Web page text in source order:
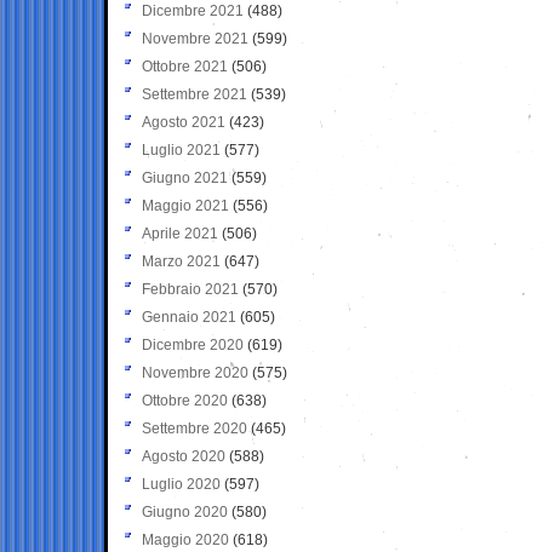
Dicembre 2021 (488)
Novembre 2021 (599)
Ottobre 2021 (506)
Settembre 2021 (539)
Agosto 2021 (423)
Luglio 2021 (577)
Giugno 2021(559)
Maggio 2021 (556)
Aprile 2021 (506)
Marzo 2021 (647)
Febbraio 2021 (570)
Gennaio 2021 (605)
Dicembre 2020 (619)
Novembre 2020 (575)
Ottobre 2020 (638)
Settembre 2020(465)
Agosto 2020 (588)
Luglio 2020 (597)
Giugno 2020 (580)
Maggio 2020 (618)